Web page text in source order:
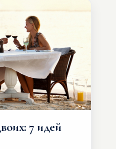
до курорта.
7 идей